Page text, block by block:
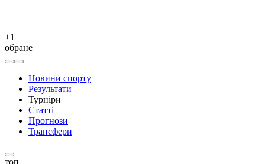
+1
обране
Новини спорту
Результати
Турніри
Статті
Прогнози
Трансфери
топ